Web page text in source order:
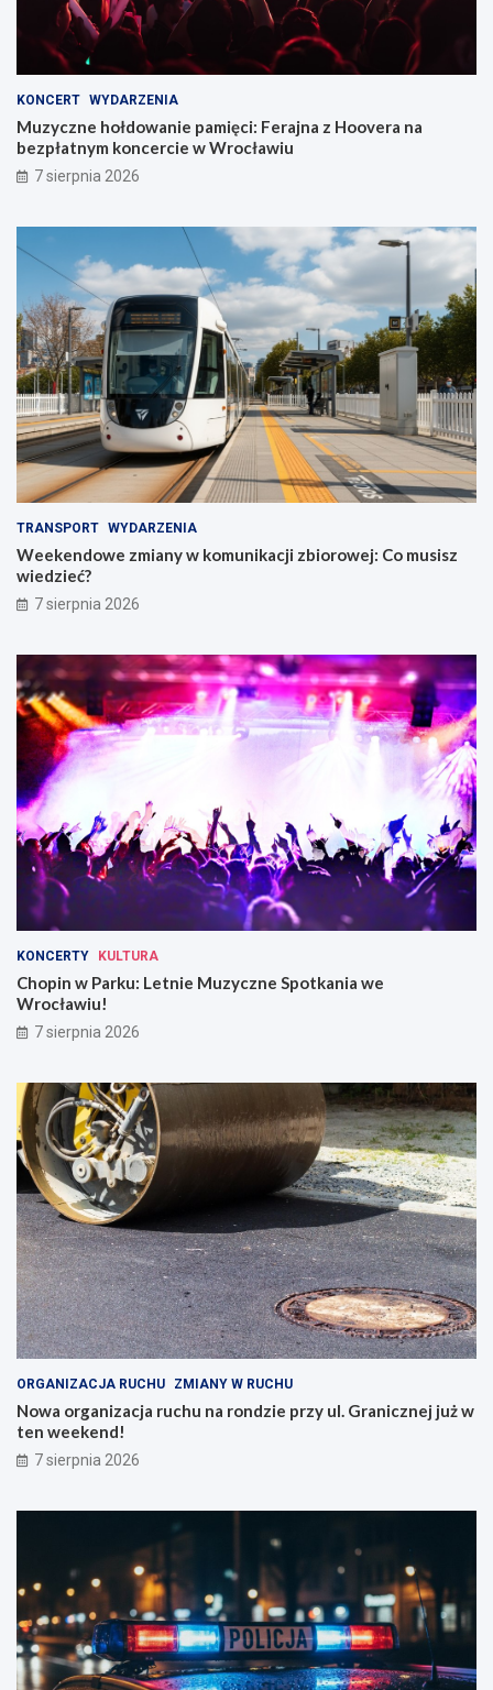
KONCERT WYDARZENIA
Muzyczne hołdowanie pamięci: Ferajna z Hoovera na
bezpłatnym koncercie w Wrocławiu
7 sierpnia 2026
TRANSPORT WYDARZENIA
Weekendowe zmiany w komunikacji zbiorowej: Co musisz
wiedzieć?
7 sierpnia 2026
KONCERTY KULTURA
Chopin w Parku: Letnie Muzyczne Spotkania we
Wrocławiu!
7 sierpnia 2026
ORGANIZACJA RUCHU ZMIANY W RUCHU
Nowa organizacja ruchu na rondzie przy ul. Granicznej już w
ten weekend!
7 sierpnia 2026